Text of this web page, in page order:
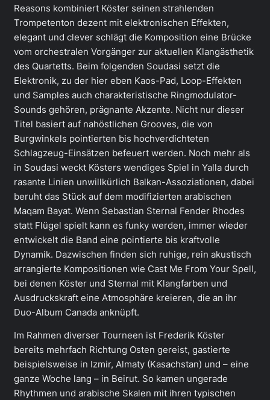
Reasons kombiniert Köster seinen strahlenden
Trompetenton dezent mit elektronischen Effekten,
elegant und clever schlägt die Komposition eine Brücke
vom orchestralen Vorgänger zur aktuellen Klangästhetik
des Quartetts. Beim folgenden Soudasi setzt die
Elektronik, zu der hier eben Kaos-Pad, Loop-Effekten
und Samples auch charakteristische Ringmodulator-
Sounds gehören, prägnante Akzente. Nicht nur dieser
Titel basiert auf nahöstlichen Grooves, die von
Burgwinkels pointierten bis hochverdichteten
Schlagzeug-Einsätzen befeuert werden. Noch mehr als
in Soudasi weckt Kösters wendiges Spiel in Yalla durch
rasante Linien unwillkürlich Balkan-Assoziationen, dabei
beruht das Stück auf dem modifizierten arabischen
Maqam Bayat. Wenn Sebastian Sternal Fender Rhodes
statt Flügel spielt kann es funky werden, immer wieder
entwickelt die Band eine pointierte bis kraftvolle
Dynamik. Dazwischen finden sich ruhige, rein akustisch
arrangierte Kompositionen wie Cast Me From Your Spell,
bei denen Köster und Sternal mit Klangfarben und
Ausdruckskraft eine Atmosphäre kreieren, die an ihr
Duo-Album Canada anknüpft.
Im Rahmen diverser Tourneen ist Frederik Köster
bereits mehrfach Richtung Osten gereist, gastierte
beispielsweise in Izmir, Almaty (Kasachstan) und – eine
ganze Woche lang – in Beirut. So kamen ungerade
Rhythmen und arabische Skalen mit ihren typischen